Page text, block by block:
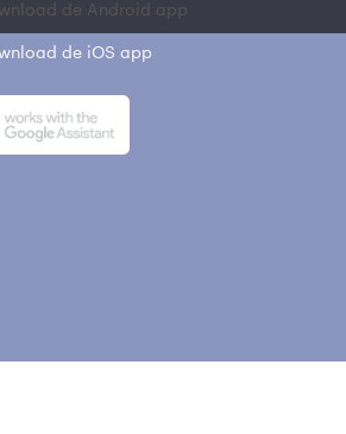
de Android app
de iOS app